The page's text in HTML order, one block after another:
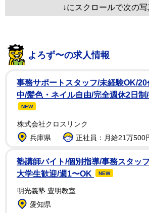
↓にスクロールで次の写
よろず〜の求人情報
事務サポートスタッフ/未経験OK/
中/髪色・ネイル自由/完全週休2日制
NEW
株式会社クロスリンク
兵庫県
正社員：月給21万500
塾講師バイト/個別指導/事務スタッ
大学生歓迎/週1〜OK
NEW
明光義塾 豊明教室
愛知県